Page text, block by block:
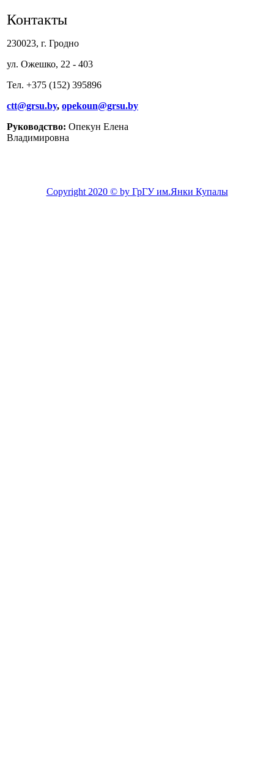
Контакты
230023, г. Гродно
ул. Ожешко, 22 - 403
Тел. +375 (152) 395896
ctt@grsu.by, opekoun@grsu.by
Руководство: Опекун Елена
Владимировна
Copyright 2020 © by ГрГУ им.Янки Купалы